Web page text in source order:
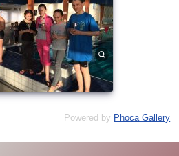
Powered by Phoca Gallery